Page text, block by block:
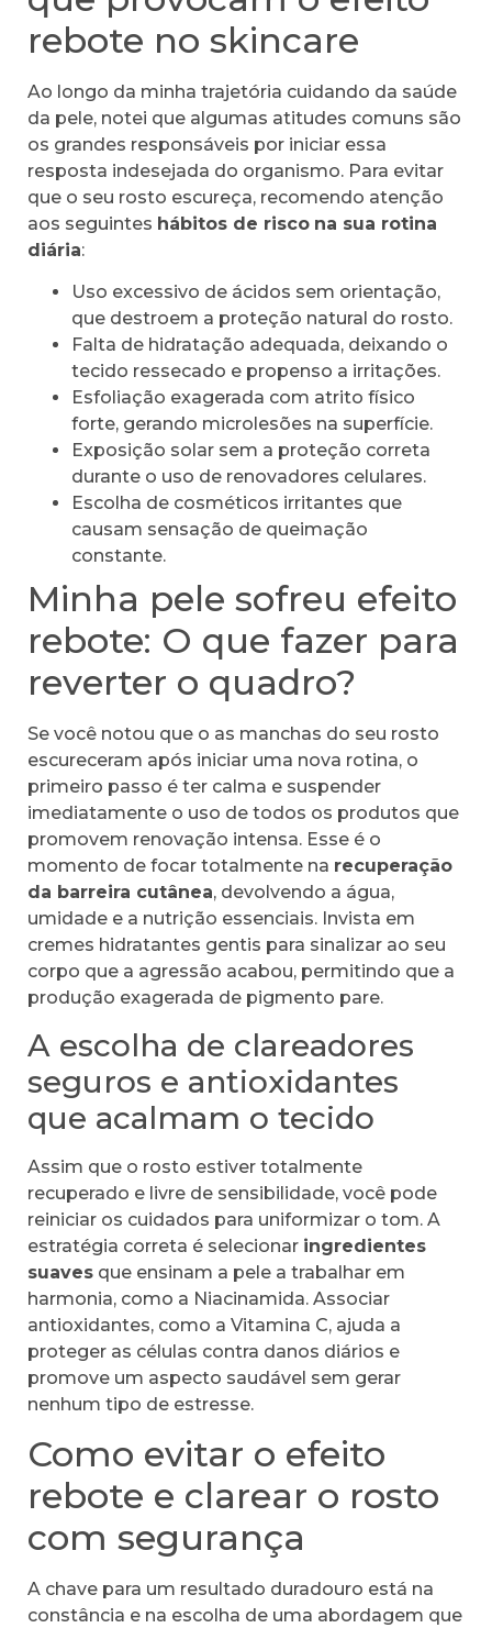
rebote no skincare
Ao longo da minha trajetória cuidando da saúde
da pele, notei que algumas atitudes comuns são
os grandes responsáveis por iniciar essa
resposta indesejada do organismo. Para evitar
que o seu rosto escureça, recomendo atenção
aos seguintes hábitos de risco na sua rotina
diária:
Uso excessivo de ácidos sem orientação,
que destroem a proteção natural do rosto.
Falta de hidratação adequada, deixando o
tecido ressecado e propenso a irritações.
Esfoliação exagerada com atrito físico
forte, gerando microlesões na superfície.
Exposição solar sem a proteção correta
durante o uso de renovadores celulares.
Escolha de cosméticos irritantes que
causam sensação de queimação
constante.
Minha pele sofreu efeito
rebote: O que fazer para
reverter o quadro?
Se você notou que o as manchas do seu rosto
escureceram após iniciar uma nova rotina, o
primeiro passo é ter calma e suspender
imediatamente o uso de todos os produtos que
promovem renovação intensa. Esse é o
momento de focar totalmente na recuperação
da barreira cutânea, devolvendo a água,
umidade e a nutrição essenciais. Invista em
cremes hidratantes gentis para sinalizar ao seu
corpo que a agressão acabou, permitindo que a
produção exagerada de pigmento pare.
A escolha de clareadores
seguros e antioxidantes
que acalmam o tecido
Assim que o rosto estiver totalmente
recuperado e livre de sensibilidade, você pode
reiniciar os cuidados para uniformizar o tom. A
estratégia correta é selecionar ingredientes
suaves que ensinam a pele a trabalhar em
harmonia, como a Niacinamida. Associar
antioxidantes, como a Vitamina C, ajuda a
proteger as células contra danos diários e
promove um aspecto saudável sem gerar
nenhum tipo de estresse.
Como evitar o efeito
rebote e clarear o rosto
com segurança
A chave para um resultado duradouro está na
constância e na escolha de uma abordagem que